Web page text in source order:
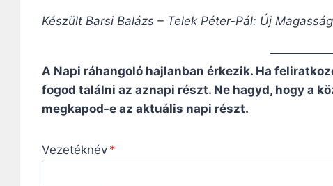
Készült Barsi Balázs – Telek Péter-Pál: Új
A Napi ráhangoló hajlanban érkezik. Ha
fogod találni az aznapi részt. Ne hagyd, hogy a
megkapod-e az aktuális napi részt.
Vezetéknév